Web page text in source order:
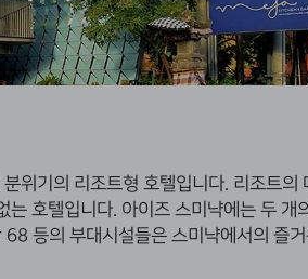
위기의 리조트형 호텔입니다. 리조트의
는 호텔입니다. 아이즈 스미냑에는 두 개
등의 부대시설들은 스미냑에서의 즐